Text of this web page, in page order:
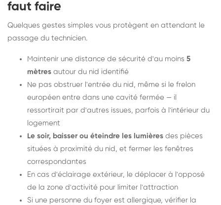
faut faire
Quelques gestes simples vous protègent en attendant le
passage du technicien.
Maintenir une distance de sécurité d'au moins 5
mètres autour du nid identifié
Ne pas obstruer l'entrée du nid, même si le frelon
européen entre dans une cavité fermée — il
ressortirait par d'autres issues, parfois à l'intérieur du
logement
Le soir, baisser ou éteindre les lumières des pièces
situées à proximité du nid, et fermer les fenêtres
correspondantes
En cas d'éclairage extérieur, le déplacer à l'opposé
de la zone d'activité pour limiter l'attraction
Si une personne du foyer est allergique, vérifier la